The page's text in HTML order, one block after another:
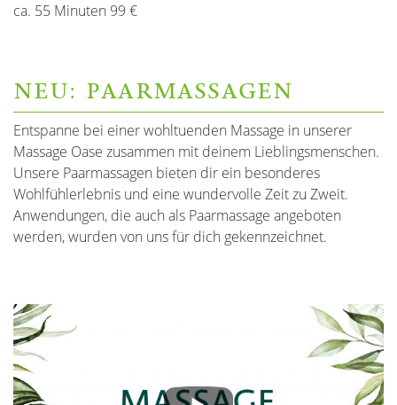
ca. 55 Minuten 99 €
NEU: PAARMASSAGEN
Entspanne bei einer wohltuenden Massage in unserer
Massage Oase zusammen mit deinem Lieblingsmenschen.
Unsere Paarmassagen bieten dir ein besonderes
Wohlfühlerlebnis und eine wundervolle Zeit zu Zweit.
Anwendungen, die auch als Paarmassage angeboten
werden, wurden von uns für dich gekennzeichnet.